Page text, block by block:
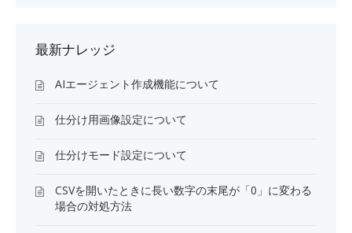
最新ナレッジ
AIエージェント作成機能について
仕分け用画像設定について
仕分けモード設定について
CSVを開いたときに長い数字の末尾が「0」に変わる
場合の対処方法